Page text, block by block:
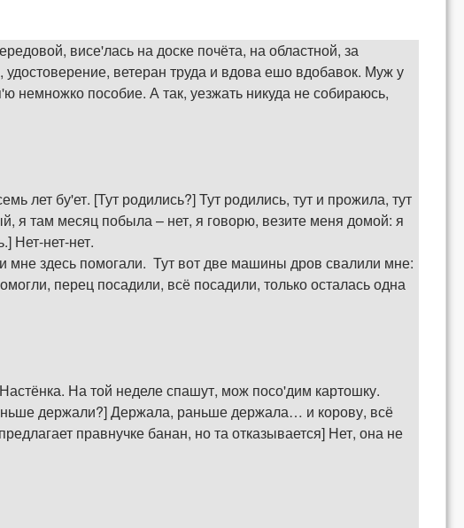
висе'лась на доске почёта, на областной, за
ветеран труда и вдова ешо вдобавок. Муж у
немножко пособие. А так, уезжать никуда не собираюсь,
лет бу'ет. [Тут родились?] Тут родились, тут и прожила, тут
я там месяц побыла – нет, я говорю, везите меня домой: я
Нет-нет-нет.
мне здесь помогали. Тут вот две машины дров свалили мне:
перец посадили, всё посадили, только осталась одна
На той неделе спашут, мож посо'дим картошку.
держали?] Держала, раньше держала… и корову, всё
правнучке банан, но та отказывается] Нет, она не